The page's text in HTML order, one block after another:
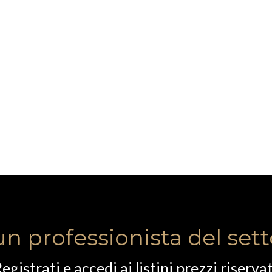
professionista del
e accedi ai listini prezzi